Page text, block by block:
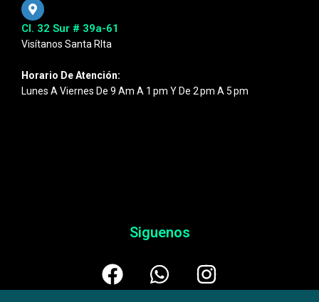
Cl. 32 Sur # 39a-61
Visítanos Santa RIta
Horario De Atención:
Lunes A Viernes De 9 Am A 1 Pm Y De 2 Pm A 5 Pm
Siguenos